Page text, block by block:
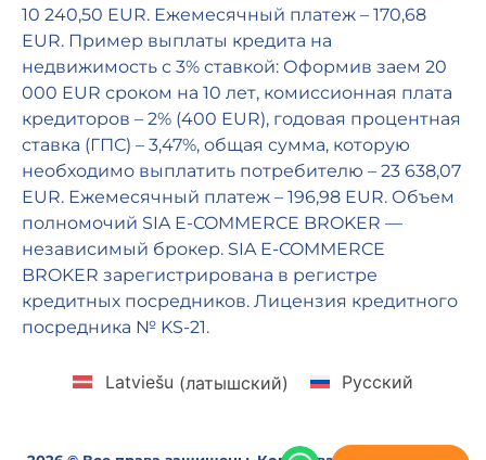
10 240,50 EUR. Ежемесячный платеж – 170,68
EUR. Пример выплаты кредита на
недвижимость с 3% ставкой: Оформив заем 20
000 EUR сроком на 10 лет, комиссионная плата
кредиторов – 2% (400 EUR), годовая процентная
ставка (ГПС) – 3,47%, общая сумма, которую
необходимо выплатить потребителю – 23 638,07
EUR. Ежемесячный платеж – 196,98 EUR. Объем
полномочий SIA E-COMMERCE BROKER —
независимый брокер. SIA E-COMMERCE
BROKER зарегистрирована в регистре
кредитных посредников. Лицензия кредитного
посредника № KS-21.
Latviešu (латышский) Русский